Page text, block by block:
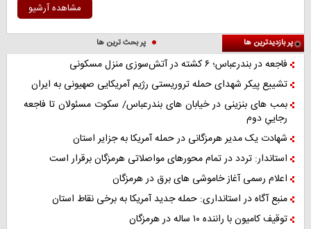
مشاهده آرشیو
پر بازدیدترین ها پر بحث ترین ها
فاجعه در بندرعباس؛ ۶ کشته در آتش‌سوزی منزل مسکونی
تشییع پیکر شهدای حمله تروریستی رژیم آمریکایی صهیونی به ایران
بمب های بنزینی در خیابان های بندرعباس/ سکوت مسئولان تا فاجعه
رجاییِ دوم
شهادت یک مدیر هرمزگانی در حمله آمریکا به جزایر استان
استاندار: تردد در تمام محورهای مواصلاتی هرمزگان برقرار است
اعلام رسمی آغاز خاموشی های برق در هرمزگان
منبع آگاه در استانداری: حمله جدید آمریکا به برخی نقاط استان
توقیف کامیون با راننده ۱۰ ساله در هرمزگان